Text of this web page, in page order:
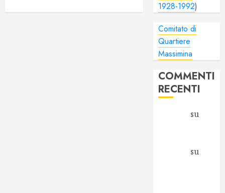
1928-1992)
Comitato di
Quartiere
Massimina
COMMENTI
RECENTI
su
su